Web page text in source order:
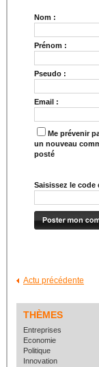
Nom :
Prénom :
Pseudo :
Email :
Me prévenir
un nouveau
posté
Saisissez le code
Actu précédente
THÈMES
Entreprises
Economie
Politique
Innovation